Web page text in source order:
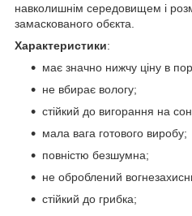
навколишнім середовищем і
замаскованого обєкта.
Характеристики:
має значно нижчу ціну в
не вбирає вологу;
стійкий до вигорання на
мала вага готового виробу;
повністю безшумна;
не оброблений
стійкий до грибка;